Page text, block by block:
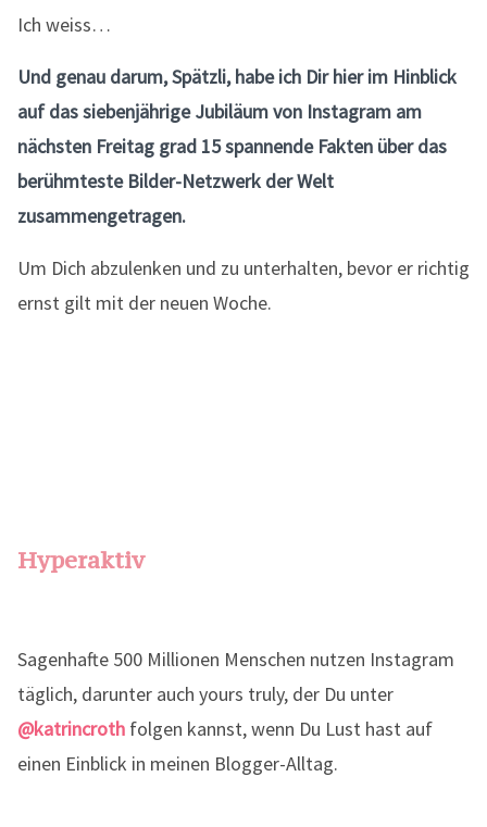
Ich weiss…
Und genau darum, Spätzli, habe ich Dir hier im Hinblick
auf das siebenjährige Jubiläum von Instagram am
nächsten Freitag grad 15 spannende Fakten über das
berühmteste Bilder-Netzwerk der Welt
zusammengetragen.
Um Dich abzulenken und zu unterhalten, bevor er richtig
ernst gilt mit der neuen Woche.
Hyperaktiv
Sagenhafte 500 Millionen Menschen nutzen Instagram
täglich, darunter auch yours truly, der Du unter
@katrincroth folgen kannst, wenn Du Lust hast auf
einen Einblick in meinen Blogger-Alltag.